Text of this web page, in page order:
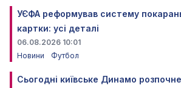
УЄФА реформував систему
картки: усі деталі
06.08.2026 10:01
Новини
Футбол
Сьогодні київське Динамо